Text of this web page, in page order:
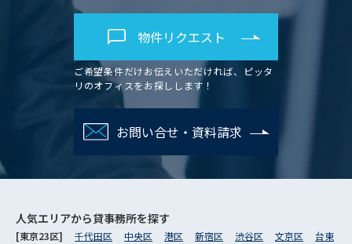
物件リクエスト
ご希望条件だけお伝えいただければ、ピッタ
リのオフィスをお探しします！
お問い合せ・資料請求
人気エリアから貸事務所を探す
[東京23区] 千代田区 中央区 港区 新宿区 渋谷区 文京区
台東